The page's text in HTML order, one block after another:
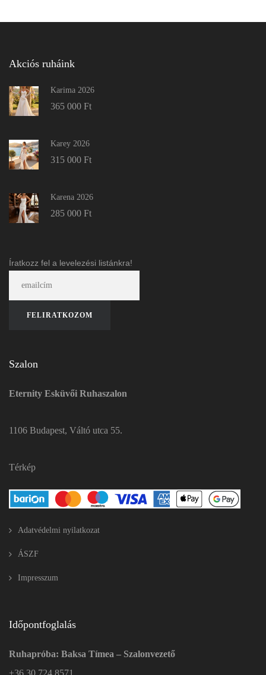
Akciós ruháink
Karima 2026
365 000 Ft
Karey 2026
315 000 Ft
Karena 2026
285 000 Ft
Íratkozz fel a levelezési listánkra!
Szalon
Eternity Esküvői Ruhaszalon
1106 Budapest, Váltó utca 55.
Térkép
Adatvédelmi nyilatkozat
ÁSZF
Impresszum
Időpontfoglalás
Ruhapróba: Baksa Tímea – Szalonvezető
+36 30 724 8571